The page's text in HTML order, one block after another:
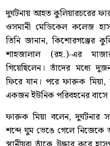
দুর্ঘটনায় আহত কুলিয়ারচরের
ওসমানী মেডিকেল কলেজ
তিনি জানান, কিশোরগঞ্জের
শাহজালাল (রহ.)-এর
গিয়েছিলেন। তাঁদের মধ্যে
ফিরে যান। পরে ফারুক
একজন ইউনিক পরিবহনের বাসে
ফারুক মিয়া বলেন, দুর্ঘটনার
শব্দে ঘুম ভেঙে গেলে